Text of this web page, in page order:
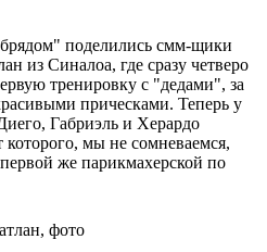
поделились смм-щики
из Синалоа, где сразу четверо
тренировку с "дедами", за
прическами. Теперь у
Габриэль и Херардо
мы не сомневаемся,
же парикмахерской по